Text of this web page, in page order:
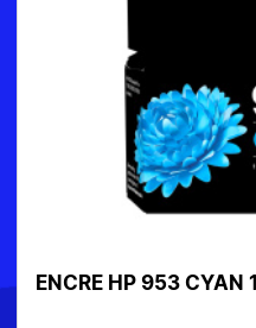
ENCRE HP 953 CYAN